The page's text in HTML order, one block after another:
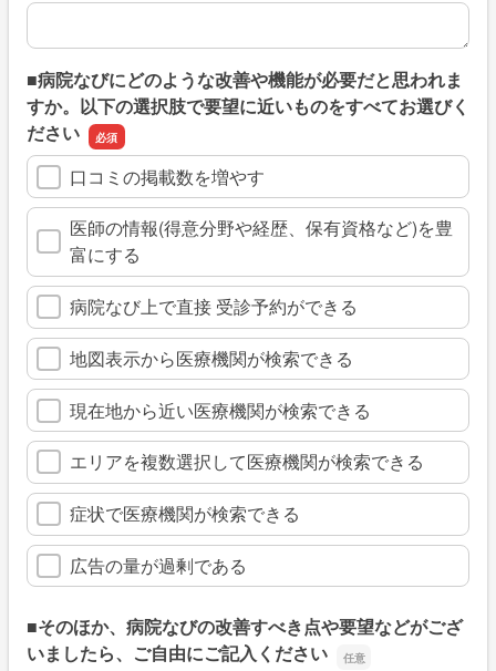
上記のように回答された具体的な理由があればご記入くだ
■病院なびにどのような改善や機能が必要だと思われま
すか。以下の選択肢で要望に近いものをすべてお選びく
ださい
口コミの掲載数を増やす
医師の情報(得意分野や経歴、保有資格など)を豊
富にする
病院なび上で直接 受診予約ができる
地図表示から医療機関が検索できる
現在地から近い医療機関が検索できる
エリアを複数選択して医療機関が検索できる
症状で医療機関が検索できる
広告の量が過剰である
■そのほか、病院なびの改善すべき点や要望などがござ
いましたら、ご自由にご記入ください